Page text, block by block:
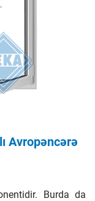
Avropəncərə
Burda da